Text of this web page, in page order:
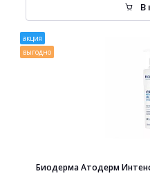
В
акция
выгодно
Биодерма Атодерм